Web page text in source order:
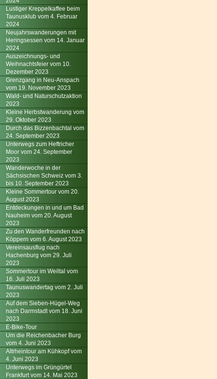
Lustiger Kreppelkaffee beim
Taunusklub vom 4. Februar
2024
Neujahrswanderungen mit
Heringsessen vom 14. Januar
2024
Auszeichnungs- und
Weihnachtsfeier vom 10.
Dezember 2023
Grenzgang in Neu-Anspach
vom 19. November 2023
Wald- und Naturschutzaktion
2023
Kleine Herbstwanderung vom
29. Oktober 2023
Durch das Bizzenbachtal vom
24. September 2023
Unterwegs zum Heftricher
Moor vom 24. September
2023
Wanderwoche in der
Sächsischen Schweiz vom 3.
bis 10. September 2023
Kleine Sommertour vom 20.
August 2023
Entdeckungen in und um Bad
Nauheim vom 20. August
2023
Zu den Wanderfreunden nach
Köppern vom 6. August 2023
Vereinsausflug nach
Hachenburg vom 29. Juli
2023
Sommertour im Weiltal vom
16. Juli 2023
Taunuswandertag vom 2. Juli
2023
Auf dem Sieben-Hügel-Weg
nach Darmstadt vom 18. Juni
2023
E-Bike-Tour
Um die Reichenbacher Burg
vom 4. Juni 2023
Altrheintour am Kühkopf vom
4. Juni 2023
Unterwegs im Grüngürtel
Frankfurt vom 14. Mai 2023